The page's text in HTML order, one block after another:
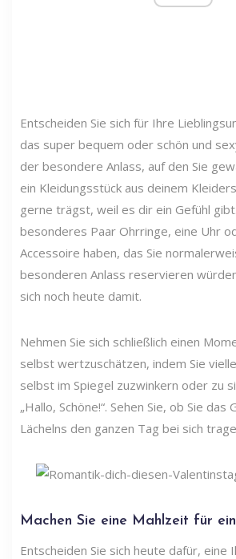
Entscheiden Sie sich für Ihre
das super bequem oder schön und
der besondere Anlass, auf den Sie
ein Kleidungsstück aus deinem
gerne trägst, weil es dir ein Gefühl
besonderes Paar Ohrringe, eine Uhr
Accessoire haben, das Sie
besonderen Anlass reservieren
sich noch heute damit.
Nehmen Sie sich schließlich einen
selbst wertzuschätzen, indem Sie
selbst im Spiegel zuzwinkern oder zu
„Hallo, Schöne!“. Sehen Sie, ob Sie das
Lächelns den ganzen Tag bei sich
Machen Sie eine Mahlzeit für
Entscheiden Sie sich heute dafür, eine